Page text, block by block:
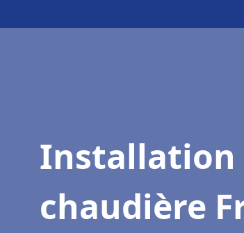
Installation
chaudière